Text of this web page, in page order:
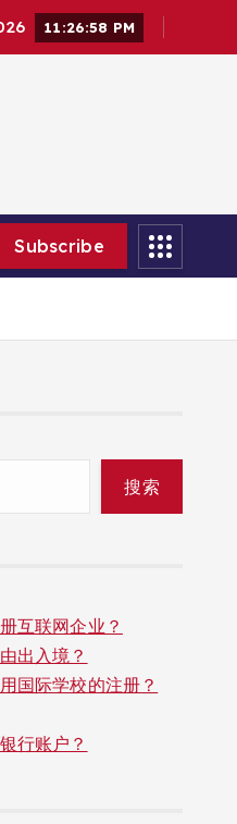
11:26:59 PM
Subscribe
搜索
互联网企业？
出入境？
国际学校的注册？
行账户？